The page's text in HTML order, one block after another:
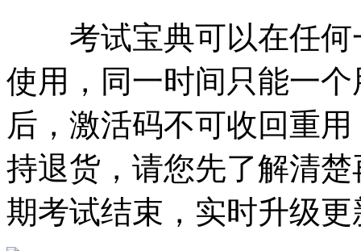
考试宝典可以在任何
使用，同一时间只能一
后，激活码不可收回重
持退货，请您先了解清
期考试结束，实时升级